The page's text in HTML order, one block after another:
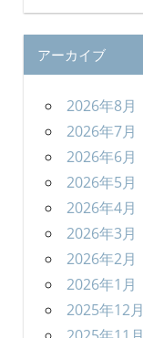
アーカイブ
2026年8月
2026年7月
2026年6月
2026年5月
2026年4月
2026年3月
2026年2月
2026年1月
2025年12月